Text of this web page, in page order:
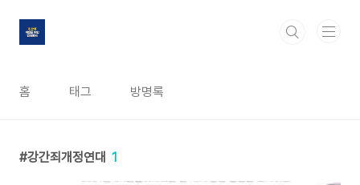
홈 태그 방명록
강간죄개정연대 1